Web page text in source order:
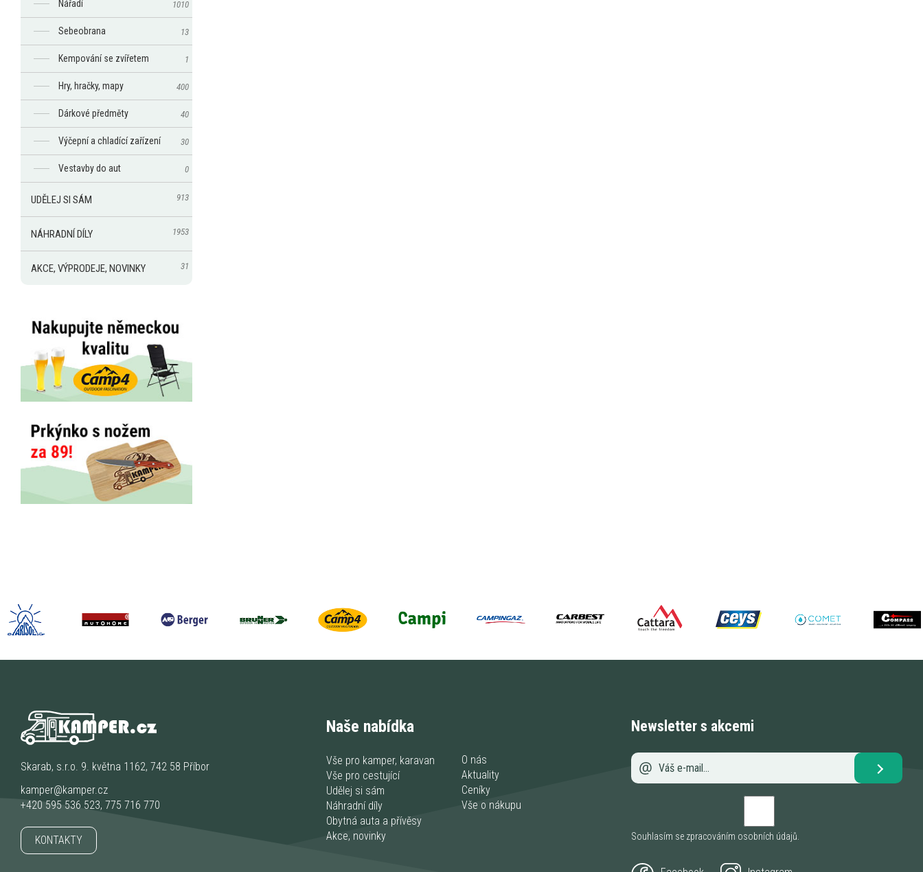
Nářadí 1010
Sebeobrana 13
Kempování se zvířetem 1
Hry, hračky, mapy 400
Dárkové předměty 40
Výčepní a chladící zařízení 30
Vestavby do aut 0
UDĚLEJ SI SÁM 913
NÁHRADNÍ DÍLY 1953
AKCE, VÝPRODEJE, NOVINKY 31
Skarab, s.r.o. 9. května 1162, 742 58 Příbor
kamper@kamper.cz
+420 595 536 523, 775 716 770
KONTAKTY
Naše nabídka
Vše pro kamper, karavan
Vše pro cestující
Udělej si sám
Náhradní díly
Obytná auta a přívěsy
Akce, novinky
O nás
Aktuality
Ceníky
Vše o nákupu
Newsletter s akcemi
Souhlasím se zpracováním osobních údajů